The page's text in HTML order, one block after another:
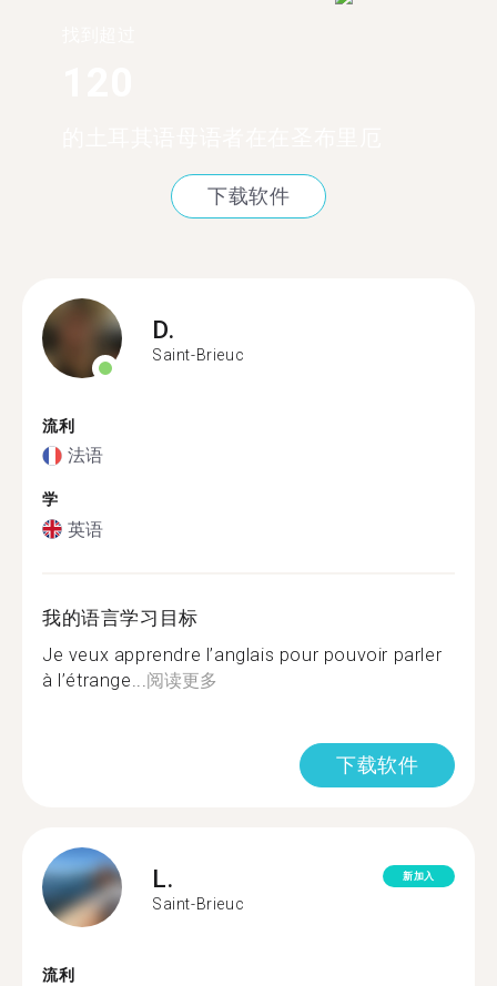
下载软件
D.
Saint-Brieuc
流利
法语
学
英语
我的语言学习目标
Je veux apprendre l’anglais pour pouvoir parler
à l’étrange... 阅读更多
下载软件
L.
Saint-Brieuc
新加入
流利